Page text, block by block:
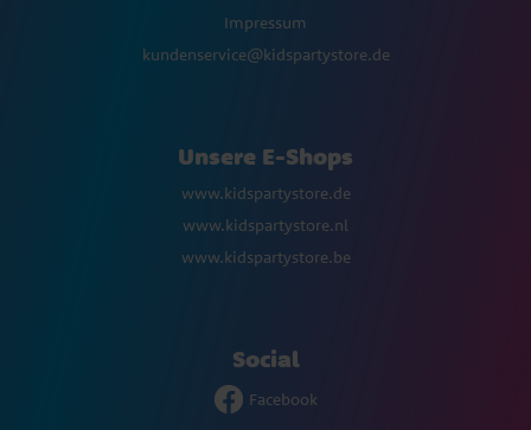
Impressum
kundenservice@kidspartystore.de
Unsere E-Shops
www.kidspartystore.de
www.kidspartystore.nl
www.kidspartystore.be
Social
Facebook